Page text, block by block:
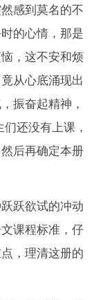
感到莫名的不
的心情，那是
，这不安和烦
从心底涌现出
振奋起精神，
还没有上课，
后再确定本册
跃欲试的冲动
课程标准，仔
，理清这册的